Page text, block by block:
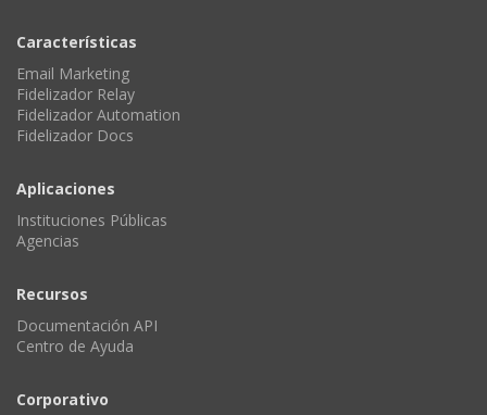
Características
Email Marketing
Fidelizador Relay
Fidelizador Automation
Fidelizador Docs
Aplicaciones
Instituciones Públicas
Agencias
Recursos
Documentación API
Centro de Ayuda
Corporativo